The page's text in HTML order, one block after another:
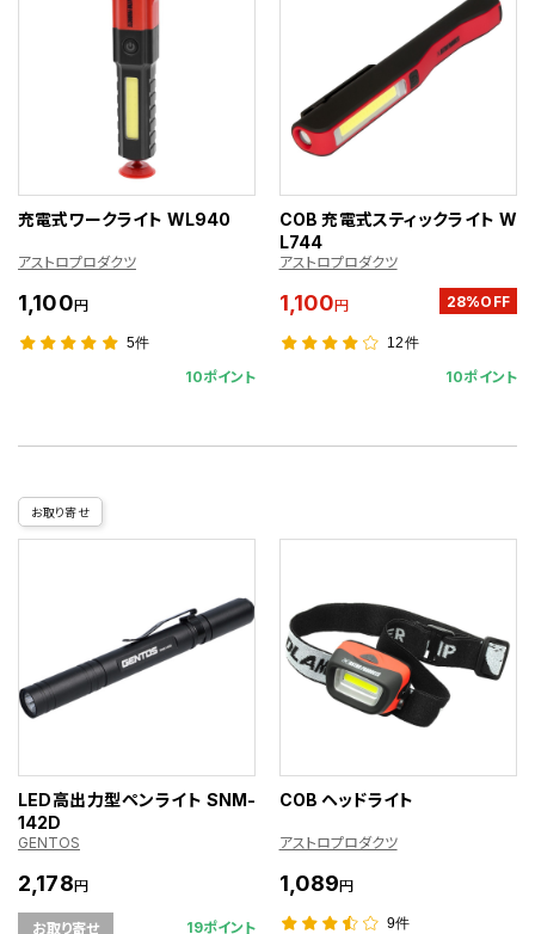
充電式ワークライト WL940
アストロプロダクツ
1,100円
5件
10ポイント
COB 充電式スティックライト W
L744
アストロプロダクツ
1,100円 28%OFF
12件
10ポイント
お取り寄せ
LED高出力型ペンライト SNM-
142D
GENTOS
2,178円
お取り寄せ 19ポイント
COB ヘッドライト
アストロプロダクツ
1,089円
9件